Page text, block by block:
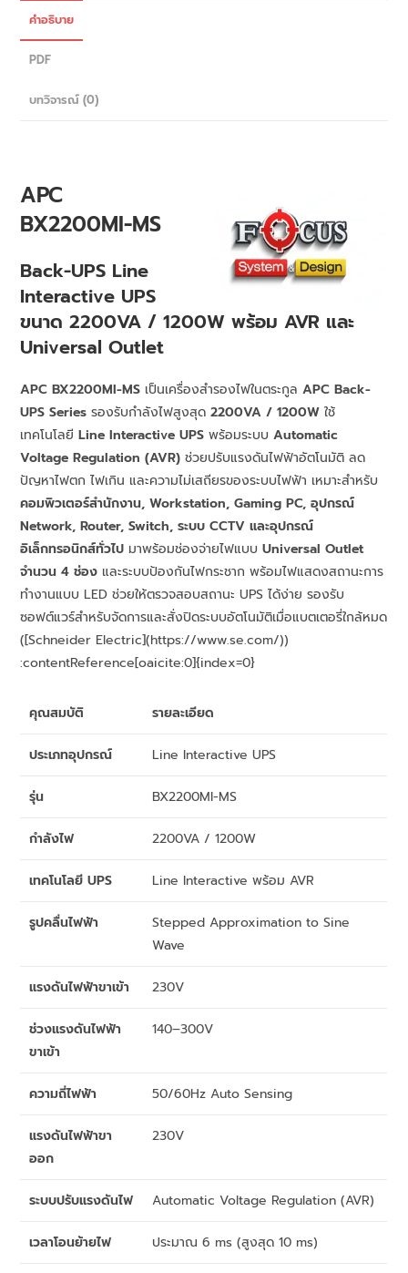
คำอธิบาย
PDF
บทวิจารณ์ (0)
APC
BX2200MI-MS
Back-UPS Line
Interactive UPS
ขนาด 2200VA / 1200W พร้อม AVR และ
Universal Outlet
APC BX2200MI-MS เป็นเครื่องสำรองไฟในตระกูลAPC Back-
UPS Series รองรับกำลังไฟสูงสุด2200VA / 1200W ใช้
เทคโนโลยีLine Interactive UPS พร้อมระบบAutomatic
Voltage Regulation (AVR) ช่วยปรับแรงดันไฟฟ้าอัตโนมัติ ลด
ปัญหาไฟตก ไฟเกิน และความไม่เสถียรของระบบไฟฟ้า เหมาะสำหรับ
คอมพิวเตอร์สำนักงาน, Workstation, Gaming PC, อุปกรณ์
Network, Router, Switch, ระบบ CCTV และอุปกรณ์
อิเล็กทรอนิกส์ทั่วไป มาพร้อมช่องจ่ายไฟแบบUniversal Outlet
จำนวน 4 ช่อง และระบบป้องกันไฟกระชาก พร้อมไฟแสดงสถานะการ
ทำงานแบบ LED ช่วยให้ตรวจสอบสถานะ UPS ได้ง่าย รองรับ
ซอฟต์แวร์สำหรับจัดการและสั่งปิดระบบอัตโนมัติเมื่อแบตเตอรี่ใกล้หมด
([Schneider Electric](https://www.se.com/))
:contentReference[oaicite:0]{index=0}
คุณสมบัติ รายละเอียด
ประเภทอุปกรณ์ Line Interactive UPS
รุ่น BX2200MI-MS
กำลังไฟ 2200VA / 1200W
เทคโนโลยี UPS Line Interactive พร้อม AVR
รูปคลื่นไฟฟ้า
Stepped Approximation to Sine
Wave
แรงดันไฟฟ้าขาเข้า 230V
ช่วงแรงดันไฟฟ้า
ขาเข้า
140–300V
ความถี่ไฟฟ้า 50/60Hz Auto Sensing
แรงดันไฟฟ้าขา
ออก
230V
ระบบปรับแรงดันไฟ Automatic Voltage Regulation (AVR)
เวลาโอนย้ายไฟ ประมาณ 6 ms (สูงสุด 10 ms)